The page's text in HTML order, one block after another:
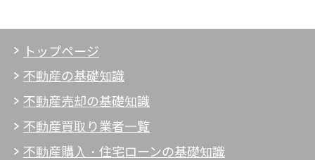
トップページ
不動産の基礎知識
不動産売却の基礎知識
不動産買取り業者一覧
不動産購入・住宅ローンの基礎知識